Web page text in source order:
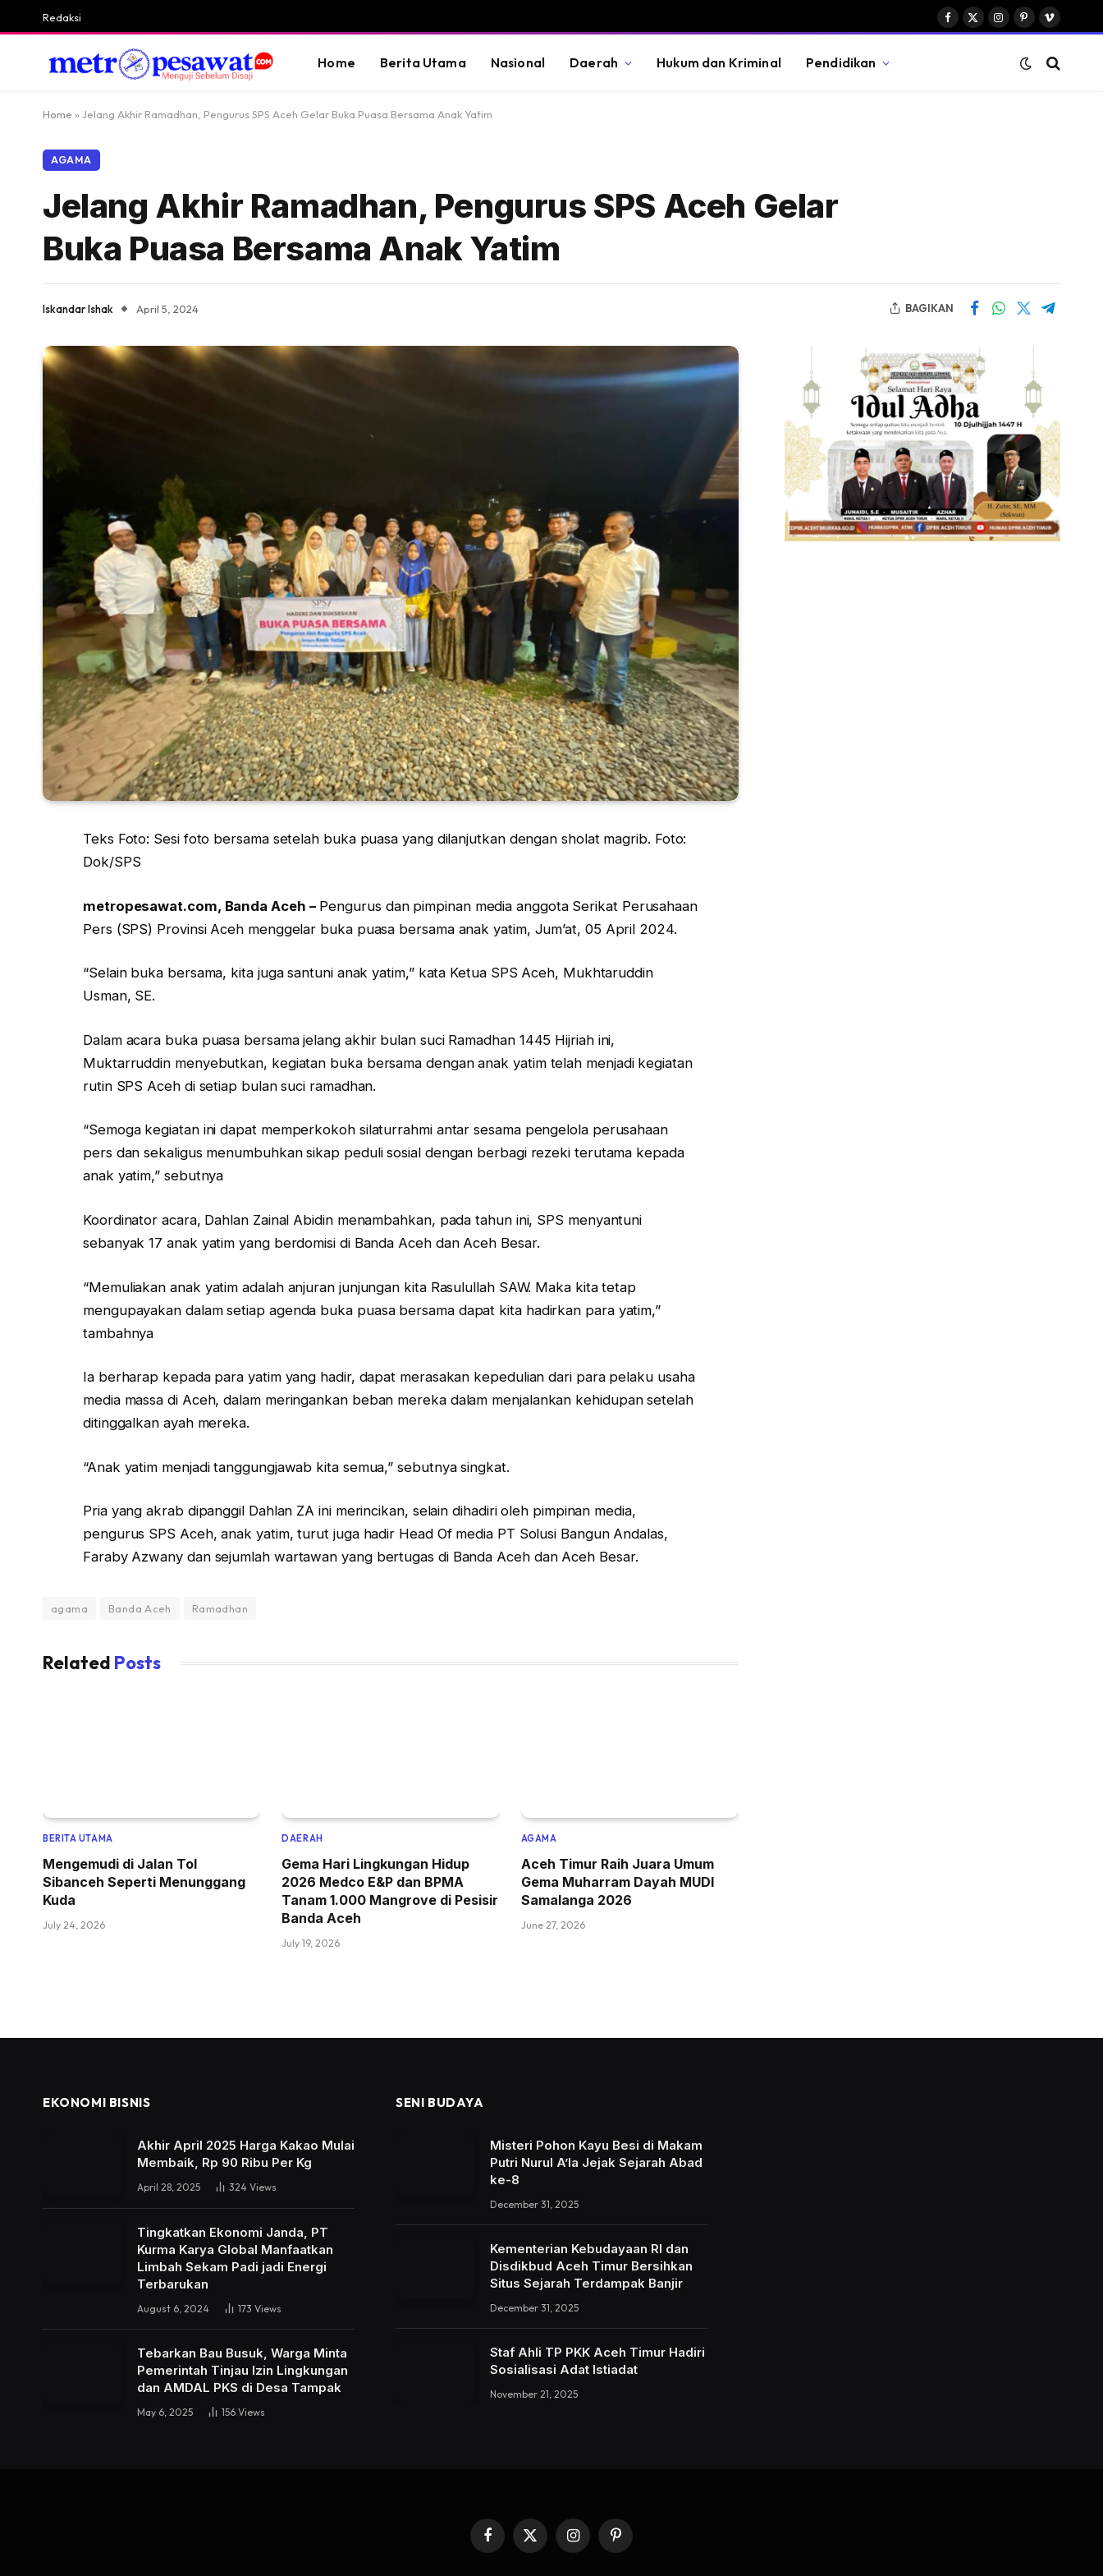
Redaksi
Facebook
X
Instagram
PinterestVimeo
Home Berita Utama Nasional Daerah Hukum dan Kriminal Pendidikan
Home » Jelang Akhir Ramadhan, Pengurus SPS Aceh Gelar Buka Puasa Bersama Anak Yatim
AGAMA
Jelang Akhir Ramadhan, Pengurus SPS Aceh Gelar
Buka Puasa Bersama Anak Yatim
Iskandar Ishak April 5, 2024 BAGIKAN
Teks Foto: Sesi foto bersama setelah buka puasa yang dilanjutkan dengan sholat magrib. Foto:
Dok/SPS
metropesawat.com, Banda Aceh –Pengurus dan pimpinan media anggota Serikat Perusahaan
Pers (SPS) Provinsi Aceh menggelar buka puasa bersama anak yatim, Jum’at, 05 April 2024.
“Selain buka bersama, kita juga santuni anak yatim,” kata Ketua SPS Aceh, Mukhtaruddin
Usman, SE.
Dalam acara buka puasa bersama jelang akhir bulan suci Ramadhan 1445 Hijriah ini,
Muktarruddin menyebutkan, kegiatan buka bersama dengan anak yatim telah menjadi kegiatan
rutin SPS Aceh di setiap bulan suci ramadhan.
“Semoga kegiatan ini dapat memperkokoh silaturrahmi antar sesama pengelola perusahaan
pers dan sekaligus menumbuhkan sikap peduli sosial dengan berbagi rezeki terutama kepada
anak yatim,” sebutnya
Koordinator acara, Dahlan Zainal Abidin menambahkan, pada tahun ini, SPS menyantuni
sebanyak 17 anak yatim yang berdomisi di Banda Aceh dan Aceh Besar.
“Memuliakan anak yatim adalah anjuran junjungan kita Rasulullah SAW. Maka kita tetap
mengupayakan dalam setiap agenda buka puasa bersama dapat kita hadirkan para yatim,”
tambahnya
Ia berharap kepada para yatim yang hadir, dapat merasakan kepedulian dari para pelaku usaha
media massa di Aceh, dalam meringankan beban mereka dalam menjalankan kehidupan setelah
ditinggalkan ayah mereka.
“Anak yatim menjadi tanggungjawab kita semua,” sebutnya singkat.
Pria yang akrab dipanggil Dahlan ZA ini merincikan, selain dihadiri oleh pimpinan media,
pengurus SPS Aceh, anak yatim, turut juga hadir Head Of media PT Solusi Bangun Andalas,
Faraby Azwany dan sejumlah wartawan yang bertugas di Banda Aceh dan Aceh Besar.
agama Banda Aceh Ramadhan
Related Posts
BERITA UTAMA
Mengemudi di Jalan Tol
Sibanceh Seperti Menunggang
Kuda
July 24, 2026
DAERAH
Gema Hari Lingkungan Hidup
2026 Medco E&P dan BPMA
Tanam 1.000 Mangrove di Pesisir
Banda Aceh
July 19, 2026
AGAMA
Aceh Timur Raih Juara Umum
Gema Muharram Dayah MUDI
Samalanga 2026
June 27, 2026
EKONOMI BISNIS
Akhir April 2025 Harga Kakao Mulai
Membaik, Rp 90 Ribu Per Kg
April 28, 2025 324 Views
Tingkatkan Ekonomi Janda, PT
Kurma Karya Global Manfaatkan
Limbah Sekam Padi jadi Energi
Terbarukan
August 6, 2024 173 Views
Tebarkan Bau Busuk, Warga Minta
Pemerintah Tinjau Izin Lingkungan
dan AMDAL PKS di Desa Tampak
May 6, 2025 156 Views
SENI BUDAYA
Misteri Pohon Kayu Besi di Makam
Putri Nurul A’la Jejak Sejarah Abad
ke-8
December 31, 2025
Kementerian Kebudayaan RI dan
Disdikbud Aceh Timur Bersihkan
Situs Sejarah Terdampak Banjir
December 31, 2025
Staf Ahli TP PKK Aceh Timur Hadiri
Sosialisasi Adat Istiadat
November 21, 2025
Facebook
X
InstagramPinterest